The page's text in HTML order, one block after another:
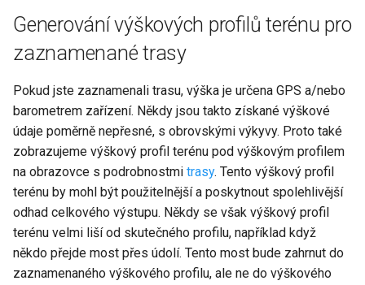
Generování výškových profilů terénu pro
zaznamenané trasy
Pokud jste zaznamenali trasu, výška je určena GPS a/nebo
barometrem zařízení. Někdy jsou takto získané výškové
údaje poměrně nepřesné, s obrovskými výkyvy. Proto také
zobrazujeme výškový profil terénu pod výškovým profilem
na obrazovce s podrobnostmi trasy. Tento výškový profil
terénu by mohl být použitelnější a poskytnout spolehlivější
odhad celkového výstupu. Někdy se však výškový profil
terénu velmi liší od skutečného profilu, například když
někdo přejde most přes údolí. Tento most bude zahrnut do
zaznamenaného výškového profilu, ale ne do výškového